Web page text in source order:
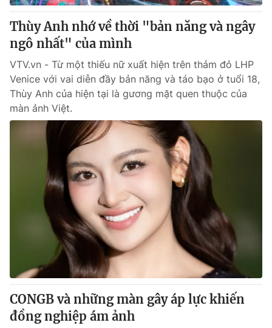
Thùy Anh nhớ về thời "bản năng và ngây
ngô nhất" của mình
VTV.vn - Từ một thiếu nữ xuất hiện trên thảm đỏ LHP
Venice với vai diễn đầy bản năng và táo bạo ở tuổi 18,
Thùy Anh của hiện tại là gương mặt quen thuộc của
màn ảnh Việt.
CONGB và những màn gây áp lực khiến
đồng nghiệp ám ảnh